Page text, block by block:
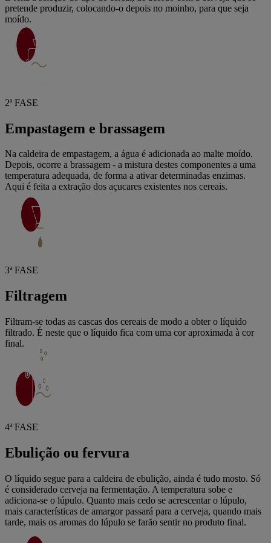
pretende produzir, colocando-o depois no moinho, para que seja
moído.
2ª FASE
Empastagem e brassagem
Na caldeira de empastagem, a água é adicionada ao malte moído.
Depois, ocorre a brassagem - a mistura destes componentes a uma
temperatura adequada, de forma a ativar determinadas enzimas.
Aqui é feita a extração dos açucares existentes nos cereais.
3ª FASE
Filtragem
Filtram-se todas as cascas dos cereais de modo a obter o líquido
filtrado. É neste que o líquido fica com uma cor aproximada à cor
final.
4ª FASE
Ebulição ou fervura
O líquido segue para a caldeira de ebulição, ainda é tudo mosto. Só
é considerado cerveja na fermentação. A temperatura sobe e
adiciona-se o lúpulo. Quanto mais cedo se acrescentar o lúpulo,
mais características de amargor passará para a cerveja, quando mais
tarde, mais os aromas do lúpulo se farão sentir no produto final.